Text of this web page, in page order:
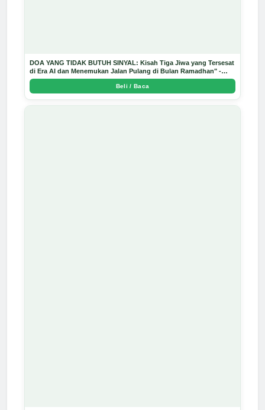
DOA YANG TIDAK BUTUH SINYAL: Kisah Tiga Jiwa yang Tersesat
di Era AI dan Menemukan Jalan Pulang di Bulan Ramadhan" -
Arda Dinata
Beli / Baca